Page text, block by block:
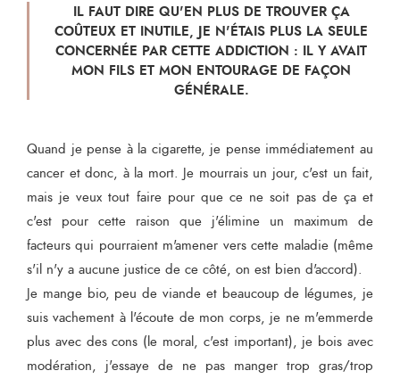
IL FAUT DIRE QU'EN PLUS DE TROUVER ÇA
COÛTEUX ET INUTILE, JE N'ÉTAIS PLUS LA SEULE
CONCERNÉE PAR CETTE ADDICTION : IL Y AVAIT
MON FILS ET MON ENTOURAGE DE FAÇON
GÉNÉRALE.
Quand je pense à la cigarette, je pense immédiatement au
cancer et donc, à la mort. Je mourrais un jour, c'est un fait,
mais je veux tout faire pour que ce ne soit pas de ça et
c'est pour cette raison que j'élimine un maximum de
facteurs qui pourraient m'amener vers cette maladie (même
s'il n'y a aucune justice de ce côté, on est bien d'accord).
Je mange bio, peu de viande et beaucoup de légumes, je
suis vachement à l'écoute de mon corps, je ne m'emmerde
plus avec des cons (le moral, c'est important), je bois avec
modération, j'essaye de ne pas manger trop gras/trop